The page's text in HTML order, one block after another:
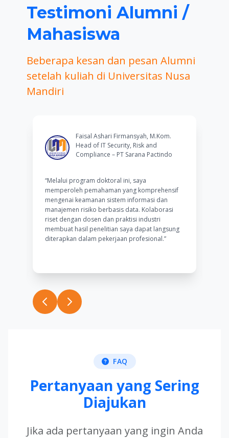
Testimoni Alumni /
Mahasiswa
Beberapa kesan dan pesan Alumni
setelah kuliah di Universitas Nusa
Mandiri
Faisal Ashari Firmansyah, M.Kom.
Head of IT Security, Risk and
Compliance – PT Sarana Pactindo
“Melalui program doktoral ini, saya
memperoleh pemahaman yang komprehensif
mengenai keamanan sistem informasi dan
manajemen risiko berbasis data. Kolaborasi
riset dengan dosen dan praktisi industri
membuat hasil penelitian saya dapat langsung
diterapkan dalam pekerjaan profesional.”
FAQ
Pertanyaan yang Sering
Diajukan
Jika ada pertanyaan yang ingin Anda